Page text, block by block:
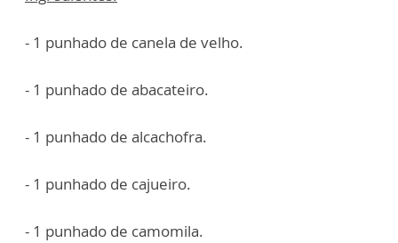
- 1 punhado de canela de velho.
- 1 punhado de abacateiro.
- 1 punhado de alcachofra.
- 1 punhado de cajueiro.
- 1 punhado de camomila.